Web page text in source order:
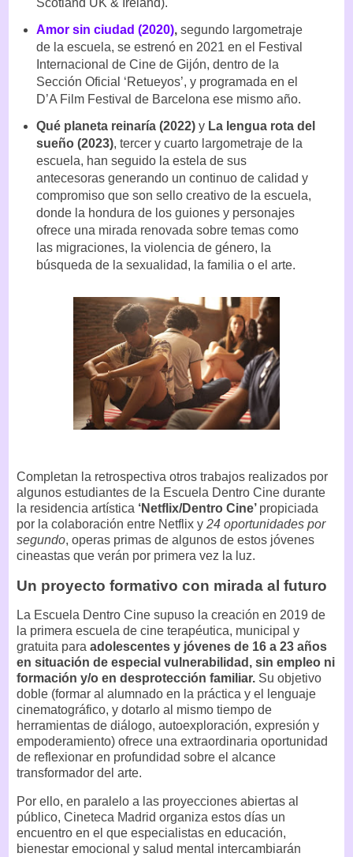
Scotland UK & Ireland).
Amor sin ciudad (2020),segundo largometraje
de la escuela, se estrenó en 2021 en el Festival
Internacional de Cine de Gijón, dentro de la
Sección Oficial ‘Retueyos’, y programada en el
D’A Film Festival de Barcelona ese mismo año.
Qué planeta reinaría (2022)y La lengua rota del
sueño (2023), tercer y cuarto largometraje de la
escuela, han seguido la estela de sus
antecesoras generando un continuo de calidad y
compromiso que son sello creativo de la escuela,
donde la hondura de los guiones y personajes
ofrece una mirada renovada sobre temas como
las migraciones, la violencia de género, la
búsqueda de la sexualidad, la familia o el arte.
Completan la retrospectiva otros trabajos realizados por
algunos estudiantes de la Escuela Dentro Cine durante
la residencia artística ‘Netflix/Dentro Cine’ propiciada
por la colaboración entre Netflix y 24 oportunidades por
segundo, operas primas de algunos de estos jóvenes
cineastas que verán por primera vez la luz.
Un proyecto formativo con mirada al futuro
La Escuela Dentro Cine supuso la creación en 2019 de
la primera escuela de cine terapéutica, municipal y
gratuita para adolescentes y jóvenes de 16 a 23 años
en situación de especial vulnerabilidad, sin empleo ni
formación y/o en desprotección familiar. Su objetivo
doble (formar al alumnado en la práctica y el lenguaje
cinematográfico, y dotarlo al mismo tiempo de
herramientas de diálogo, autoexploración, expresión y
empoderamiento) ofrece una extraordinaria oportunidad
de reflexionar en profundidad sobre el alcance
transformador del arte.
Por ello, en paralelo a las proyecciones abiertas al
público, Cineteca Madrid organiza estos días un
encuentro en el que especialistas en educación,
bienestar emocional y salud mental intercambiarán